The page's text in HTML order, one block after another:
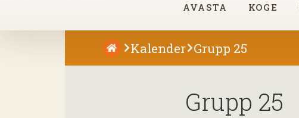
AVASTA KOGE
Kalender Grupp 25
Grupp 25